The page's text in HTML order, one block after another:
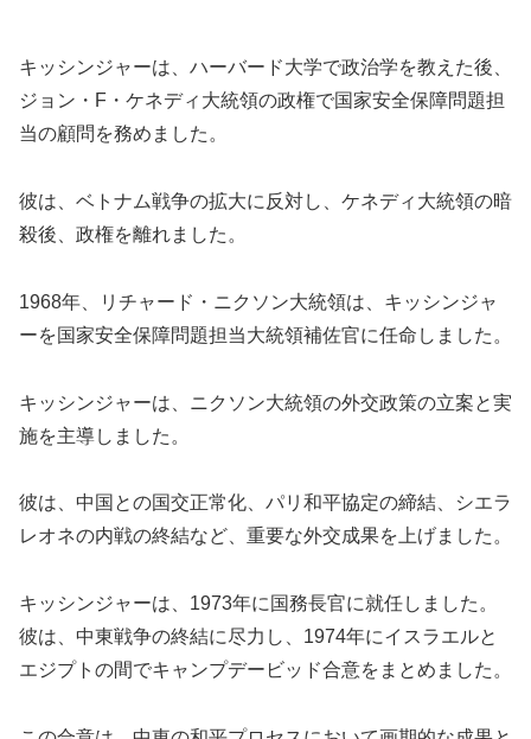
キッシンジャーは、ハーバード大学で政治学を教えた後、
ジョン・F・ケネディ大統領の政権で国家安全保障問題担
当の顧問を務めました。
彼は、ベトナム戦争の拡大に反対し、ケネディ大統領の暗
殺後、政権を離れました。
1968年、リチャード・ニクソン大統領は、キッシンジャ
ーを国家安全保障問題担当大統領補佐官に任命しました。
キッシンジャーは、ニクソン大統領の外交政策の立案と実
施を主導しました。
彼は、中国との国交正常化、パリ和平協定の締結、シエラ
レオネの内戦の終結など、重要な外交成果を上げました。
キッシンジャーは、1973年に国務長官に就任しました。
彼は、中東戦争の終結に尽力し、1974年にイスラエルと
エジプトの間でキャンプデービッド合意をまとめました。